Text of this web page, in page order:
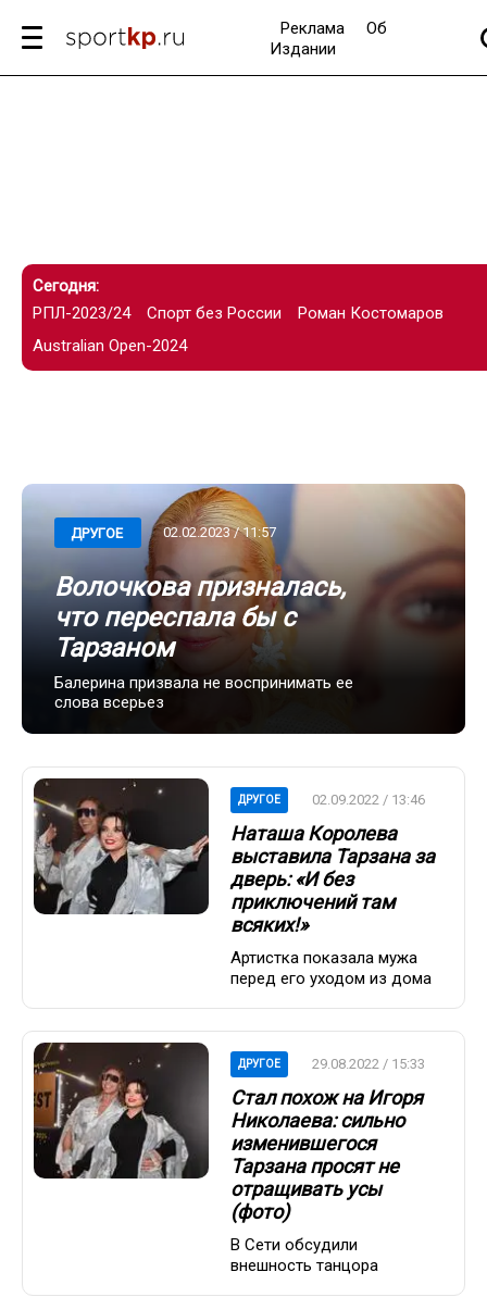
Реклама
Об
Издании
Сегодня:
РПЛ-2023/24
Спорт без России
Роман Костомаров
Australian Open-2024
ДРУГОЕ 02.02.2023 / 11:57
Волочкова призналась,
что переспала бы с
Тарзаном
Балерина призвала не воспринимать ее
слова всерьез
ДРУГОЕ 02.09.2022 / 13:46
Наташа Королева
выставила Тарзана за
дверь: «И без
приключений там
всяких!»
Артистка показала мужа
перед его уходом из дома
ДРУГОЕ 29.08.2022 / 15:33
Стал похож на Игоря
Николаева: сильно
изменившегося
Тарзана просят не
отращивать усы
(фото)
В Сети обсудили
внешность танцора